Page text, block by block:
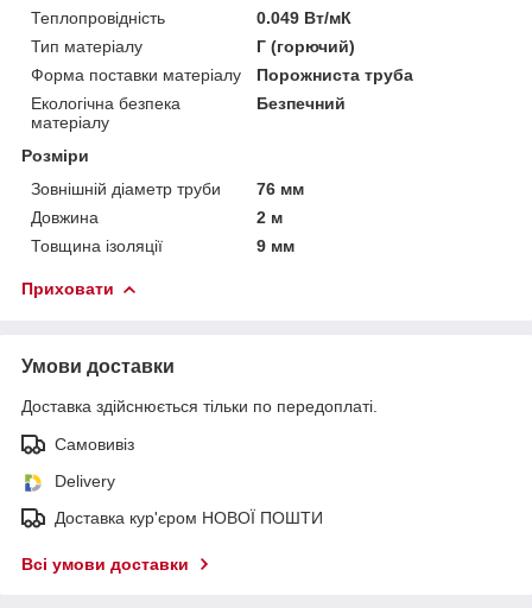
Теплопровідність
0.049 Вт/мК
Тип матеріалу
Г (горючий)
Форма поставки матеріалу
Порожниста труба
Екологічна безпека
матеріалу
Безпечний
Розміри
Зовнішній діаметр труби
76 мм
Довжина
2 м
Товщина ізоляції
9 мм
Приховати
Умови доставки
Доставка здійснюється тільки по передоплаті.
Самовивіз
Delivery
Доставка кур'єром НОВОЇ ПОШТИ
Всі умови доставки